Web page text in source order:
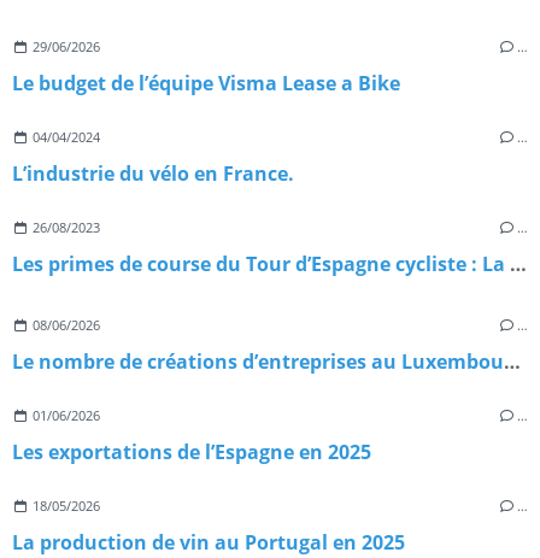
29/06/2026 …
Le budget de l’équipe Visma Lease a Bike
04/04/2024 …
L’industrie du vélo en France.
26/08/2023 …
Les primes de course du Tour d’Espagne cycliste : La Vuelta 2023
08/06/2026 …
Le nombre de créations d’entreprises au Luxembourg en 2025
01/06/2026 …
Les exportations de l’Espagne en 2025
18/05/2026 …
La production de vin au Portugal en 2025